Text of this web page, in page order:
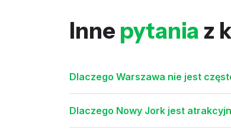
Inne pytania z
Dlaczego Warszawa nie jest
Dlaczego Nowy Jork jest